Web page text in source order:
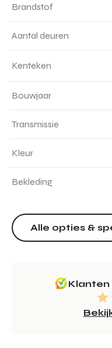
Brandstof
Aantal deuren
Kenteken
Bouwjaar
Transmissie
Kleur
Bekleding
Alle opties &
Klanten